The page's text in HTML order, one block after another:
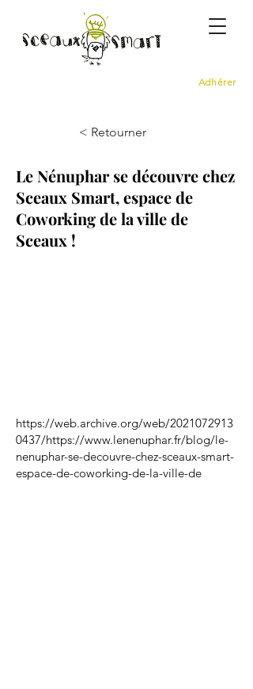
Adhérer
< Retourner
Le Nénuphar se découvre chez
Sceaux Smart, espace de
Coworking de la ville de
Sceaux !
https://web.archive.org/web/2021072913
0437/https://www.lenenuphar.fr/blog/le-
nenuphar-se-decouvre-chez-sceaux-smart-
espace-de-coworking-de-la-ville-de